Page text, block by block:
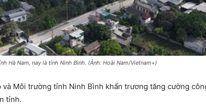
Hà Nam, nay là tỉnh Ninh Bình. (Ảnh: Hoài Nam/Vietnam+)
Môi trường tỉnh Ninh Bình khẩn trương tăng cường
tỉnh.